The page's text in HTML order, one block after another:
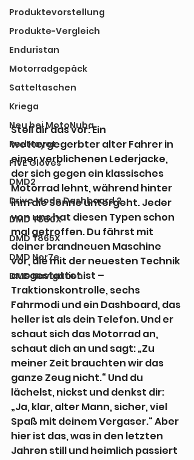
Produktevorstellung
Produkte-Vergleich
Enduristan
Motorradgepäck
Satteltaschen
Kriega
Neu bei MotoNuba
Red Koyot
FiVE Gloves
DMD2
Drive Mode Dashboard 2
DMD T880X
DMD T865X
DMD Nor7e
DMD Navigation
Stell dir das vor: Ein
wettergegerbter alter Fahrer in
einer verblichenen Lederjacke,
der sich gegen ein klassisches
Motorrad lehnt, während hinter
ihm die Sonne untergeht. Jeder
von uns hat diesen Typen schon
mal getroffen. Du fährst mit
deiner brandneuen Maschine
vor, die mit der neuesten Technik
ausgestattet ist –
Traktionskontrolle, sechs
Fahrmodi und ein Dashboard, das
heller ist als dein Telefon. Und er
schaut sich das Motorrad an,
schaut dich an und sagt: „Zu
meiner Zeit brauchten wir das
ganze Zeug nicht.“ Und du
lächelst, nickst und denkst dir:
„Ja, klar, alter Mann, sicher, viel
Spaß mit deinem Vergaser.“ Aber
hier ist das, was in den letzten
Jahren still und heimlich passiert